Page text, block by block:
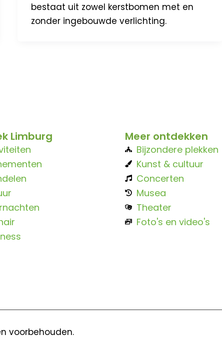
bestaat uit zowel kerstbomen met en
zonder ingebouwde verlichting.
Limburg Meer ontdekken
Bijzondere plekken
Kunst & cultuur
Concerten
Musea
Theater
Foto's en video's
voorbehouden.